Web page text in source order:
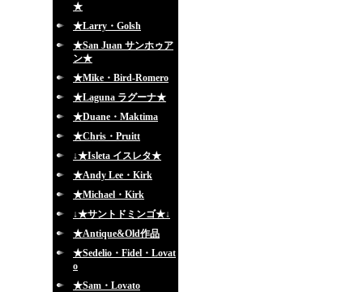
★
★Larry・Golsh
★San Juan サンホゥア
ン★
★Mike・Bird-Romero
★Laguna ラグーナ★
★Duane・Maktima
★Chris・Pruitt
↓★Isleta イスレタ★
★Andy Lee・Kirk
★Michael・Kirk
↓★サントドミンゴ★↓
★Antique&Old作品
★Sedelio・Fidel・Lovat
o
★Sam・Lovato